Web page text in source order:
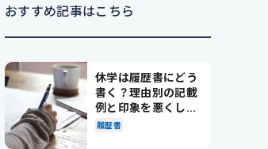
おすすめ記事はこちら
休学は履歴書にどう
書く？理由別の記載
例と印象を悪くしな
い書き方を解説
履歴書